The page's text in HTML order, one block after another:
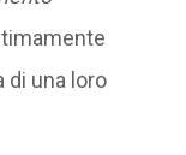
di una loro